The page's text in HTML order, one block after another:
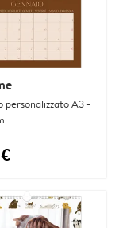
personalizzato A3 -